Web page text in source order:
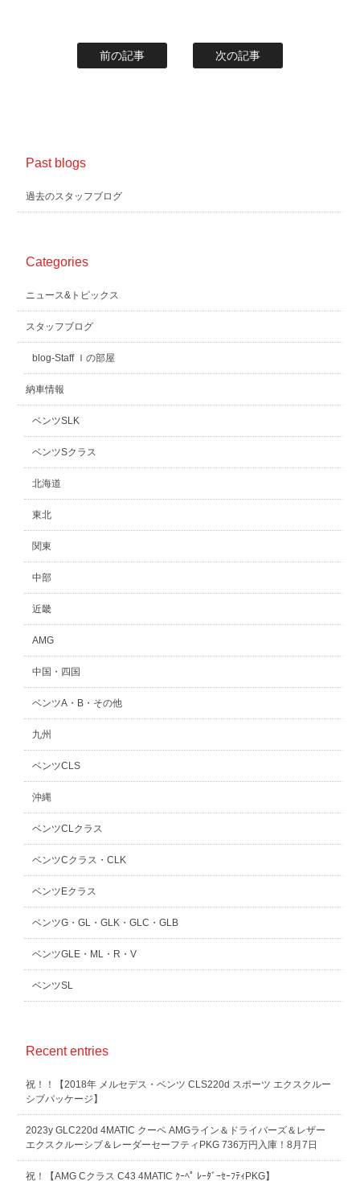
前の記事 次の記事
Past blogs
過去のスタッフブログ
Categories
ニュース&トピックス
スタッフブログ
blog-Staff Ｉの部屋
納車情報
ベンツSLK
ベンツSクラス
北海道
東北
関東
中部
近畿
AMG
中国・四国
ベンツA・B・その他
九州
ベンツCLS
沖縄
ベンツCLクラス
ベンツCクラス・CLK
ベンツEクラス
ベンツG・GL・GLK・GLC・GLB
ベンツGLE・ML・R・V
ベンツSL
Recent entries
祝！！【2018年 メルセデス・ベンツ CLS220d スポーツ エクスクルー
シブパッケージ】
2023y GLC220d 4MATIC クーペ AMGライン＆ドライバーズ＆レザー
エクスクルーシブ＆レーダーセーフティPKG 736万円入庫！8月7日
祝！【AMG Cクラス C43 4MATIC ｸｰﾍﾟ ﾚｰﾀﾞｰｾｰﾌﾃｨPKG】